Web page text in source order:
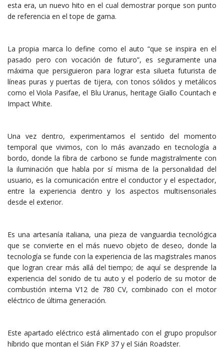
esta era, un nuevo hito en el cual demostrar porque son punto
de referencia en el tope de gama.
La propia marca lo define como el auto “que se inspira en el
pasado pero con vocación de futuro”, es seguramente una
máxima que persiguieron para lograr esta silueta futurista de
líneas puras y puertas de tijera, con tonos sólidos y metálicos
como el Viola Pasifae, el Blu Uranus, heritage Giallo Countach e
Impact White.
Una vez dentro, experimentamos el sentido del momento
temporal que vivimos, con lo más avanzado en tecnología a
bordo, donde la fibra de carbono se funde magistralmente con
la iluminación que habla por sí misma de la personalidad del
usuario, es la comunicación entre el conductor y el espectador,
entre la experiencia dentro y los aspectos multisensoriales
desde el exterior.
Es una artesanía italiana, una pieza de vanguardia tecnológica
que se convierte en el más nuevo objeto de deseo, donde la
tecnología se funde con la experiencia de las magistrales manos
que logran crear más allá del tiempo; de aquí se desprende la
experiencia del sonido de tu auto y el poderío de su motor de
combustión interna V12 de 780 CV, combinado con el motor
eléctrico de última generación.
Este apartado eléctrico está alimentado con el grupo propulsor
híbrido que montan el Sián FKP 37 y el Sián Roadster.